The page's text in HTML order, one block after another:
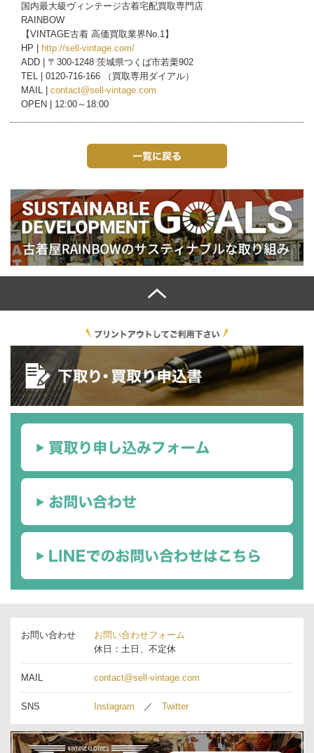
国内最大級ヴィンテージ古着宅配買取専門店
RAINBOW
【VINTAGE古着 高価買取業界No.1】
HP |
http://sell-vintage.com/
ADD | 〒300-1248 茨城県つくば市若栗902
TEL | 0120-716-166 （買取専用ダイアル）
MAIL | contact@sell-vintage.com
OPEN | 12:00～18:00
お問い合わせ
お問い合わせフォーム
休日：土日、不定休
MAIL contact@sell-vintage.com
SNS Instagram ／ Twitter